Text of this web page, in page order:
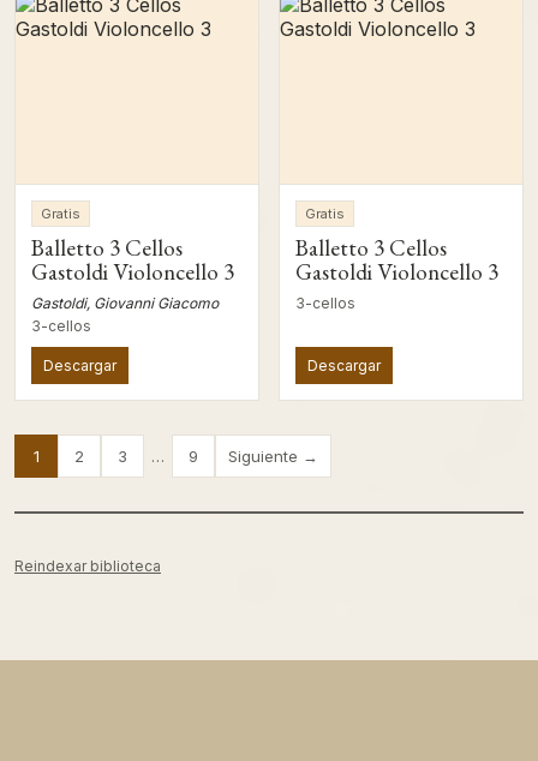
Gratis
Balletto 3 Cellos
Gastoldi Violoncello 3
Gastoldi, Giovanni Giacomo
3-cellos
Descargar
Gratis
Balletto 3 Cellos
Gastoldi Violoncello 3
3-cellos
Descargar
1 2 3 … 9 Siguiente →
Reindexar biblioteca